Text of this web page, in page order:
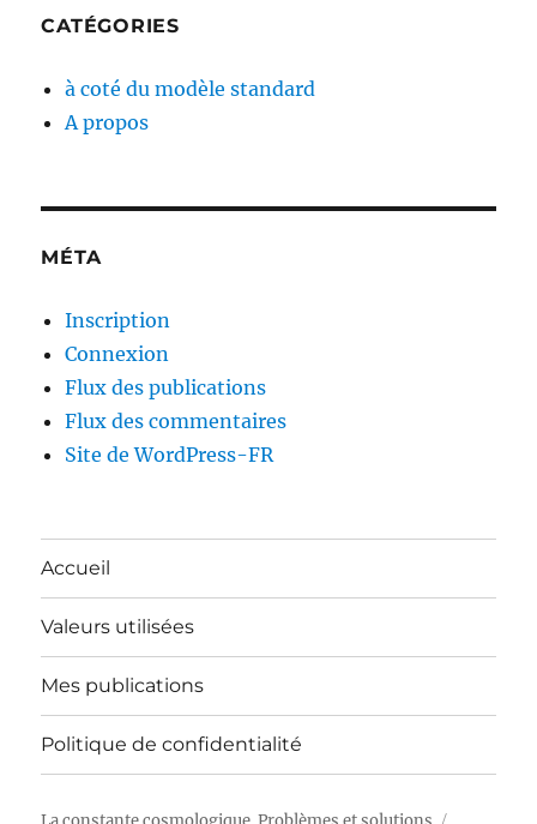
CATÉGORIES
à coté du modèle standard
A propos
MÉTA
Inscription
Connexion
Flux des publications
Flux des commentaires
Site de WordPress-FR
Accueil
Valeurs utilisées
Mes publications
Politique de confidentialité